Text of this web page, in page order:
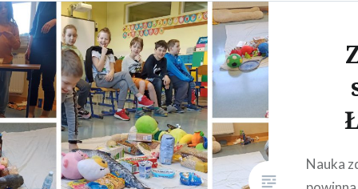
Nauka